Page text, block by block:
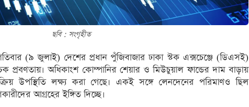
ছবি : সংগৃহীত
(৯ জুলাই) দেশের প্রধান পুঁজিবাজার ঢাকা স্টক এক্সচেঞ্জে (ডিএসই)
প্রবণতায়। অধিকাংশ কোম্পানির শেয়ার ও মিউচুয়াল ফান্ডের দাম বাড়ায়
উপস্থিতি লক্ষ্য করা গেছে। একই সঙ্গে লেনদেনের পরিমাণও ছিল
আগ্রহের ইঙ্গিত দিচ্ছে।